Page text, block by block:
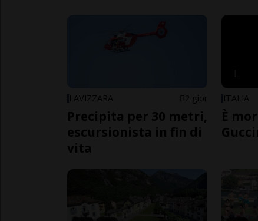
LAVIZZARA 2 gior
Precipita per 30 metri,
escursionista in fin di
vita
ITALIA
È